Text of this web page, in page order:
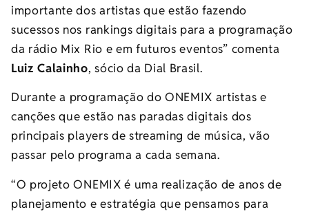
importante dos artistas que estão fazendo
sucessos nos rankings digitais para a programação
da rádio Mix Rio e em futuros eventos” comenta
Luiz Calainho, sócio da Dial Brasil.
Durante a programação do ONEMIX artistas e
canções que estão nas paradas digitais dos
principais players de streaming de música, vão
passar pelo programa a cada semana.
“O projeto ONEMIX é uma realização de anos de
planejamento e estratégia que pensamos para